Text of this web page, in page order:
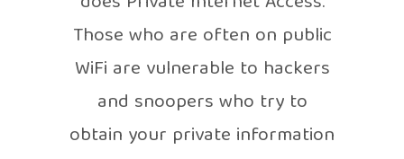
Those who are often on public
WiFi are vulnerable to hackers
and snoopers who try to
obtain your private information